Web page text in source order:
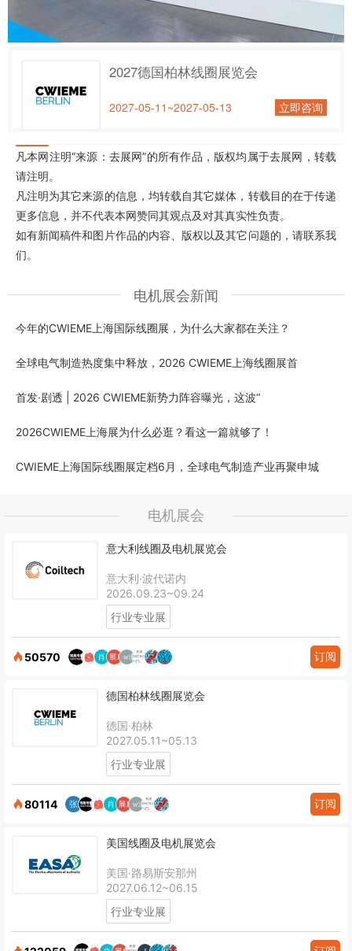
2027德国柏林线圈展览会
2027-05-11~2027-05-13 立即咨询
凡本网注明“来源：去展网”的所有作品，版权均属于去展网，转载
请注明。
凡注明为其它来源的信息，均转载自其它媒体，转载目的在于传递
更多信息，并不代表本网赞同其观点及对其真实性负责。
如有新闻稿件和图片作品的内容、版权以及其它问题的，请联系我
们。
电机展会新闻
今年的CWIEME上海国际线圈展，为什么大家都在关注？
全球电气制造热度集中释放，2026 CWIEME上海线圈展首
首发·剧透 | 2026 CWIEME新势力阵容曝光，这波“
2026CWIEME上海展为什么必逛？看这一篇就够了！
CWIEME上海国际线圈展定档6月，全球电气制造产业再聚申城
电机展会
意大利线圈及电机展览会
意大利·波代诺内
2026.09.23~09.24
行业专业展
50570 订阅
德国柏林线圈展览会
德国·柏林
2027.05.11~05.13
行业专业展
80114 订阅
美国线圈及电机展览会
美国·路易斯安那州
2027.06.12~06.15
行业专业展